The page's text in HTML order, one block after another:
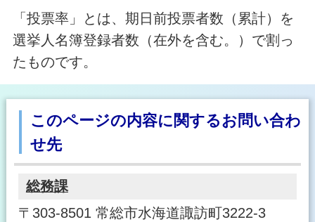
「投票率」とは、期日前投票者数（累計）を
選挙人名簿登録者数（在外を含む。）で割っ
たものです。
このページの内容に関するお問い合わ
せ先
総務課
〒303-8501 常総市水海道諏訪町3222-3